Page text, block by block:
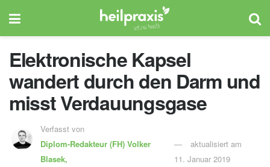
Elektronische Kapsel
wandert durch den Darm und
misst Verdauungsgase
Verfasst von
Diplom-Redakteur (FH) Volker
Blasek,
aktualisiert am
11. Januar 2019